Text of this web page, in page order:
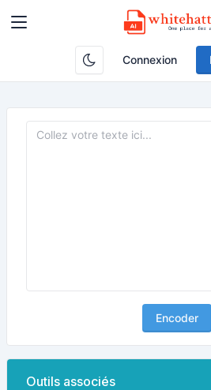
Connexion
Encoder
Outils associés